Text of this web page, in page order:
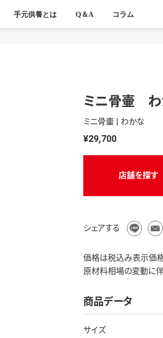
手元供養とは Q＆A コラム
ミニ骨壷 わ
ミニ骨壷 | わかな
¥29,700
店舗を探す
シェアする
価格は税込み表示価格
原材料相場の変動に伴
商品データ
サイズ